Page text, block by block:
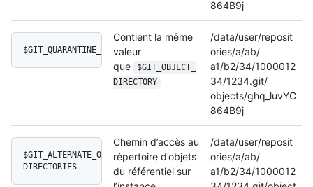
864B9j
$GIT_QUARANTINE_PATH
Contient la même
valeur
que
$GIT_OBJECT_
DIRECTORY
/data/user/reposit
ories/a/ab/
a1/b2/34/1000012
34/1234.git/
objects/ghq_luvYC
864B9j
$GIT_ALTERNATE_OBJECT_
DIRECTORIES
Chemin d’accès au
répertoire d’objets
du référentiel sur
/data/user/reposit
ories/a/ab/
a1/b2/34/1000012